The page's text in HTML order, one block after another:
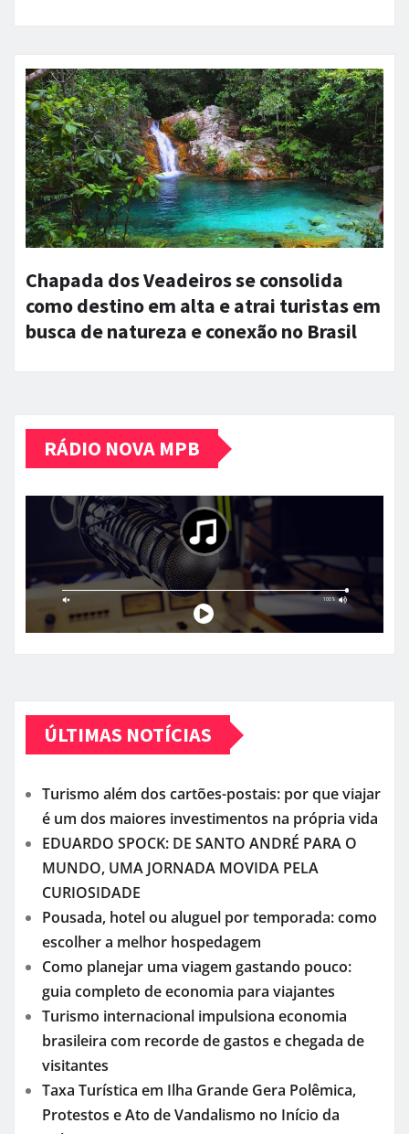
Chapada dos Veadeiros se consolida
como destino em alta e atrai turistas em
busca de natureza e conexão no Brasil
RÁDIO NOVA MPB
ÚLTIMAS NOTÍCIAS
Turismo além dos cartões-postais: por que viajar
é um dos maiores investimentos na própria vida
EDUARDO SPOCK: DE SANTO ANDRÉ PARA O
MUNDO, UMA JORNADA MOVIDA PELA
CURIOSIDADE
Pousada, hotel ou aluguel por temporada: como
escolher a melhor hospedagem
Como planejar uma viagem gastando pouco:
guia completo de economia para viajantes
Turismo internacional impulsiona economia
brasileira com recorde de gastos e chegada de
visitantes
Taxa Turística em Ilha Grande Gera Polêmica,
Protestos e Ato de Vandalismo no Início da